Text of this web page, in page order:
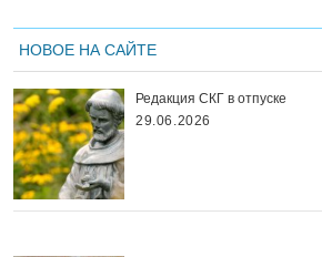
НОВОЕ НА САЙТЕ
Редакция СКГ в отпуске
29.06.2026